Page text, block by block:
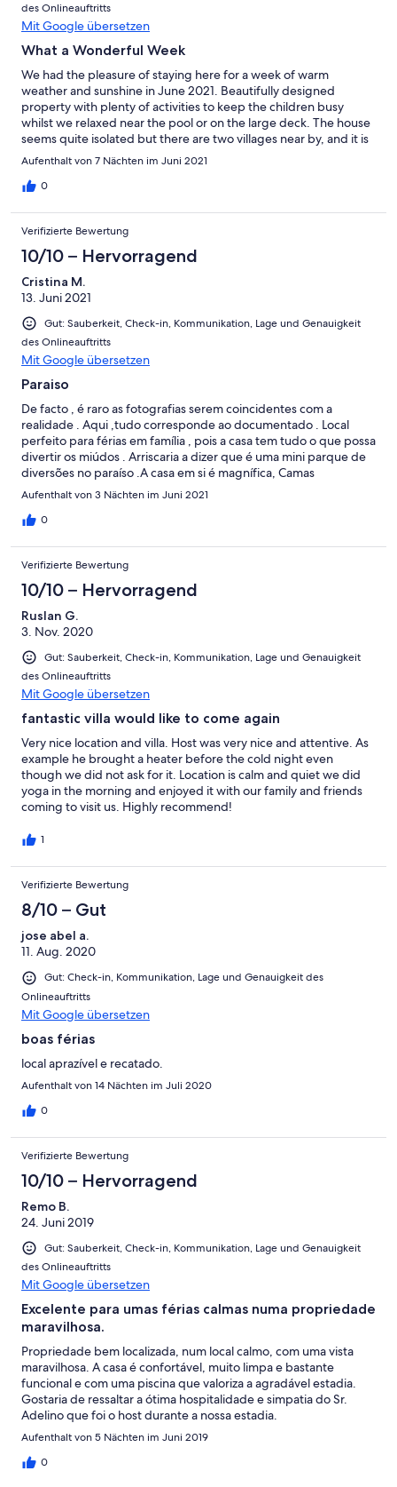
des Onlineauftritts
Mit Google übersetzen
What a Wonderful Week
We had the pleasure of staying here for a week of warm
weather and sunshine in June 2021. Beautifully designed
property with plenty of activities to keep the children busy
whilst we relaxed near the pool or on the large deck. The house
seems quite isolated but there are two villages near by, and it is
a short drive into Lagos or Portimao. Also just near the highway
Thank you to Paulo and his father (and the chickens) who were
Aufenthalt von 7 Nächten im Juni 2021
0
Verifizierte Bewertung
10/10 – Hervorragend
Cristina M.
13. Juni 2021
Gut: Sauberkeit, Check-in, Kommunikation, Lage und Genauigkeit
des Onlineauftritts
Mit Google übersetzen
Paraiso
De facto , é raro as fotografias serem coincidentes com a
realidade . Aqui ,tudo corresponde ao documentado . Local
perfeito para férias em família , pois a casa tem tudo o que possa
divertir os miúdos . Arriscaria a dizer que é uma mini parque de
diversões no paraíso .A casa em si é magnífica, Camas
confortáveis , wc com chuveiros com boa pressão , cozinha de
aquela varanda , ao final de tarde ! Parabéns Sr Paulo.
Aufenthalt von 3 Nächten im Juni 2021
0
Verifizierte Bewertung
10/10 – Hervorragend
Ruslan G.
3. Nov. 2020
Gut: Sauberkeit, Check-in, Kommunikation, Lage und Genauigkeit
des Onlineauftritts
Mit Google übersetzen
fantastic villa would like to come again
Very nice location and villa. Host was very nice and attentive. As
example he brought a heater before the cold night even
though we did not ask for it. Location is calm and quiet we did
yoga in the morning and enjoyed it with our family and friends
coming to visit us. Highly recommend!
1
Verifizierte Bewertung
8/10 – Gut
jose abel a.
11. Aug. 2020
Gut: Check-in, Kommunikation, Lage und Genauigkeit des
Onlineauftritts
Mit Google übersetzen
boas férias
local aprazível e recatado.
Aufenthalt von 14 Nächten im Juli 2020
0
Verifizierte Bewertung
10/10 – Hervorragend
Remo B.
24. Juni 2019
Gut: Sauberkeit, Check-in, Kommunikation, Lage und Genauigkeit
des Onlineauftritts
Mit Google übersetzen
Excelente para umas férias calmas numa propriedade
maravilhosa.
Propriedade bem localizada, num local calmo, com uma vista
maravilhosa. A casa é confortável, muito limpa e bastante
funcional e com uma piscina que valoriza a agradável estadia.
Gostaria de ressaltar a ótima hospitalidade e simpatia do Sr.
Adelino que foi o host durante a nossa estadia.
Aufenthalt von 5 Nächten im Juni 2019
0